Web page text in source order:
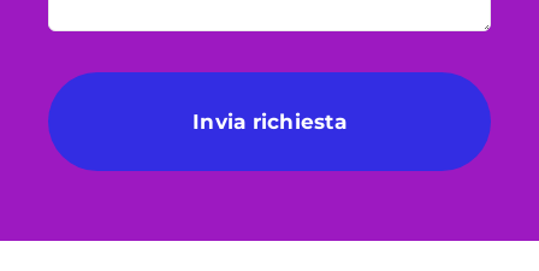
Invia richiesta